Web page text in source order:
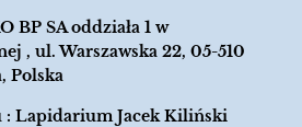
BP SA oddziała 1 w
, ul. Warszawska 22, 05-510
Polska
: Lapidarium Jacek Kiliński